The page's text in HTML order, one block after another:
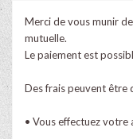
Merci de vous munir
mutuelle.
Le paiement est
Des frais peuvent être
• Vous effectuez votre